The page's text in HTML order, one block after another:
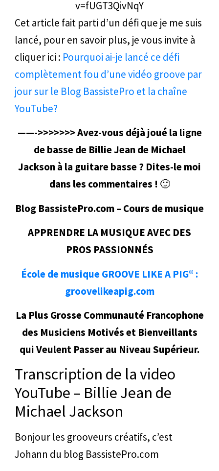
v=fUGT3QivNqY
Cet article fait parti d’un défi que je me suis
lancé, pour en savoir plus, je vous invite à
cliquer ici : Pourquoi ai-je lancé ce défi
complètement fou d’une vidéo groove par
jour sur le Blog BassistePro et la chaîne
YouTube?
——->>>>>>> Avez-vous déjà joué la ligne
de basse de Billie Jean de Michael
Jackson à la guitare basse ? Dites-le moi
dans les commentaires ! 🙂
Blog BassistePro.com – Cours de musique
APPRENDRE LA MUSIQUE AVEC DES
PROS PASSIONNÉS
École de musique GROOVE LIKE A PIG® :
groovelikeapig.com
La Plus Grosse Communauté Francophone
des Musiciens Motivés et Bienveillants
qui Veulent Passer au Niveau Supérieur.
Transcription de la video
YouTube – Billie Jean de
Michael Jackson
Bonjour les grooveurs créatifs, c’est
Johann du blog BassistePro.com